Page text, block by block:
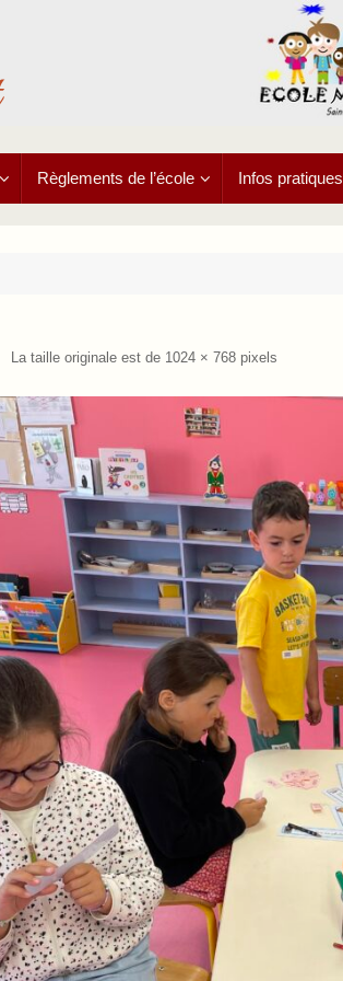
Règlements de l’école Infos pratiques
La taille originale est de 1024 × 768 pixels